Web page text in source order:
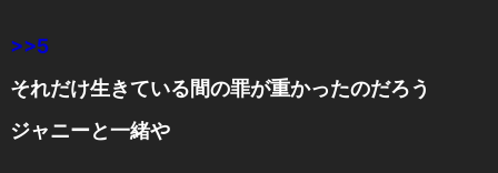
>>5
それだけ生きている間の罪が重かったのだろう
ジャニーと一緒や